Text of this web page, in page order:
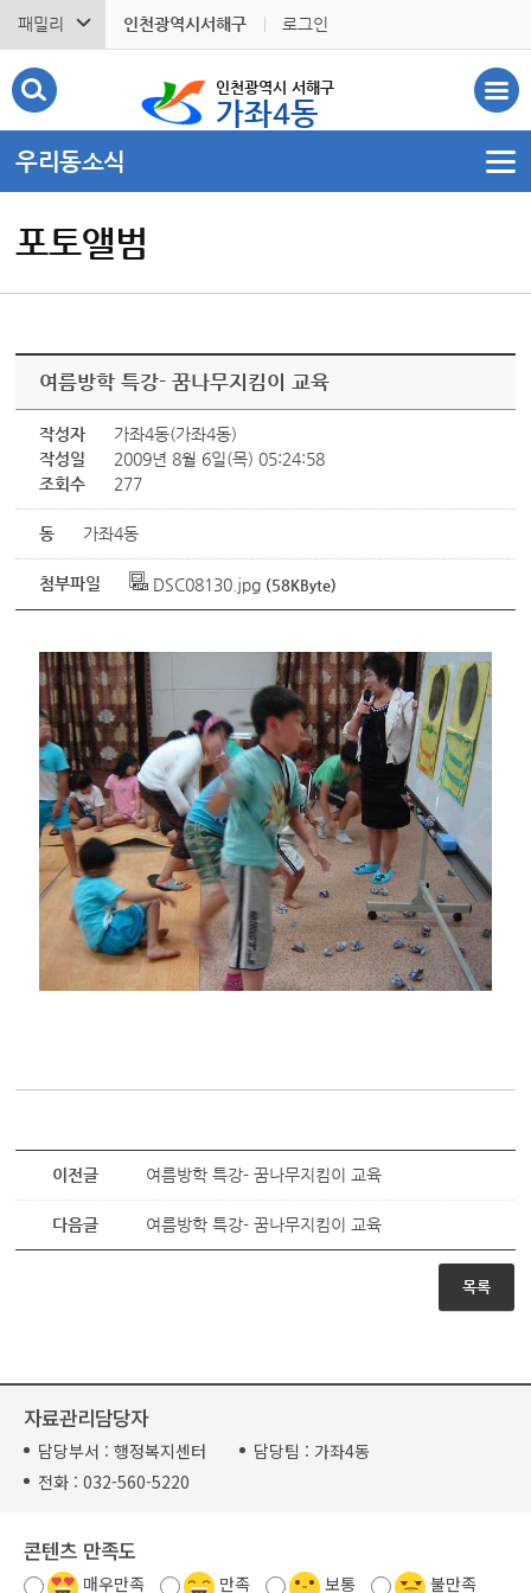
패밀리 인천광역시서해구 로그인
인천광역시 서해구
가좌4동
우리동소식
포토앨범
여름방학 특강- 꿈나무지킴이 교육
작성자
가좌4동(가좌4동)
작성일
2009년 8월 6일(목) 05:24:58
조회수
277
동 가좌4동
첨부파일 DSC08130.jpg (58KByte)
이전글 여름방학 특강- 꿈나무지킴이 교육
다음글 여름방학 특강- 꿈나무지킴이 교육
목록
자료관리담당자
담당부서 : 행정복지센터 담당팀 : 가좌4동
전화 : 032-560-5220
콘텐츠 만족도
매우만족 만족 보통 불만족